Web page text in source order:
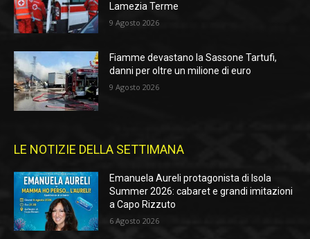
Lamezia Terme
9 Agosto 2026
Fiamme devastano la Sassone Tartufi,
danni per oltre un milione di euro
9 Agosto 2026
LE NOTIZIE DELLA SETTIMANA
Emanuela Aureli protagonista di Isola
Summer 2026: cabaret e grandi imitazioni
a Capo Rizzuto
6 Agosto 2026